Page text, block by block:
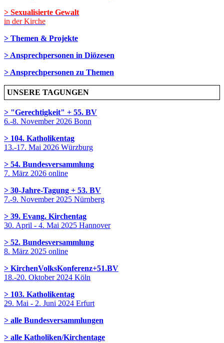
> Sexualisierte Gewalt
in der Kirche
> Themen & Projekte
> Ansprechpersonen in Diözesen
> Ansprechpersonen zu Themen
UNSERE TAGUNGEN
> "Gerechtigkeit" + 55. BV
6.-8. November 2026 Bonn
> 104. Katholikentag
13.-17. Mai 2026 Würzburg
> 54. Bundesversammlung
7. März 2026 online
> 30-Jahre-Tagung + 53. BV
7.-9. November 2025 Nürnberg
> 39. Evang. Kirchentag
30. April - 4. Mai 2025 Hannover
> 52. Bundesversammlung
8. März 2025 online
> KirchenVolksKonferenz+51.BV
18.-20. Oktober 2024 Köln
> 103. Katholikentag
29. Mai - 2. Juni 2024 Erfurt
> alle Bundesversammlungen
> alle Katholiken/Kirchentage